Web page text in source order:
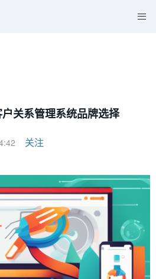
关系管理系统品牌选择
关注